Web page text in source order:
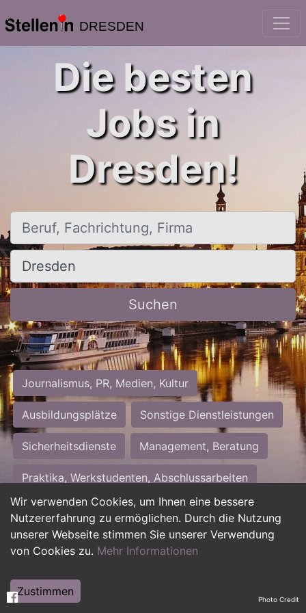
DRESDEN
Wir verwenden Cookies, um Ihnen eine bessere
Nutzererfahrung zu ermöglichen. Durch die Nutzung
unserer Webseite stimmen Sie unserer Verwendung
von Cookies zu. Mehr Informationen
Zustimmen
Die besten
Jobs in
Dresden!
Beruf, Fachrichtung, Firma
Ort, Stadt
Suchen
Journalismus, PR, Medien, Kultur
Ausbildungsplätze Sonstige Dienstleistungen
Sicherheitsdienste Management, Beratung
Praktika, Werkstudenten, Abschlussarbeiten
Personalwesen Assistenz, Sekretariat
Hilfskräfte, Aushilfs- und Nebenjobs
Weiterbildung, Studium, duale Ausbildung Photo Credit